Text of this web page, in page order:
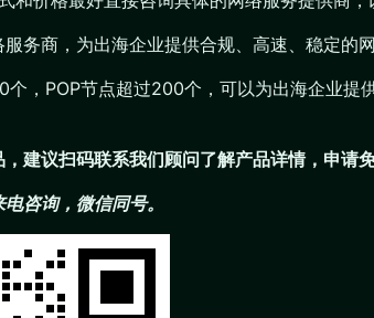
务商，为出海企业提供合规、高速、稳定的
，POP节点超过200个，可以为出海企业
建议扫码联系我们顾问了解产品详情，申请
咨询，微信同号。